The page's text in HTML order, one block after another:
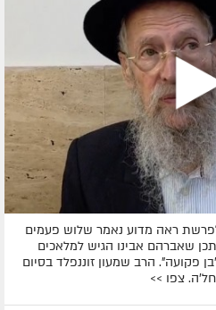
ראה מדוע נאמר שלוש פעמים
שאברהם אבינו הגיש למלאכים
פקועה". הרב שמעון זוננפלד בסיום
צפו >>